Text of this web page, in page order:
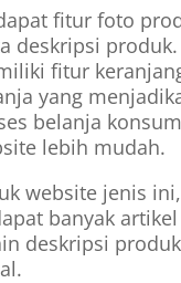
fitur foto
deskripsi
fitur
yang
belanja
lebih mudah.
website jenis
banyak artikel
deskripsi